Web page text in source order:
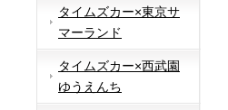
タイムズカー×東京サ
マーランド
タイムズカー×西武園
ゆうえんち